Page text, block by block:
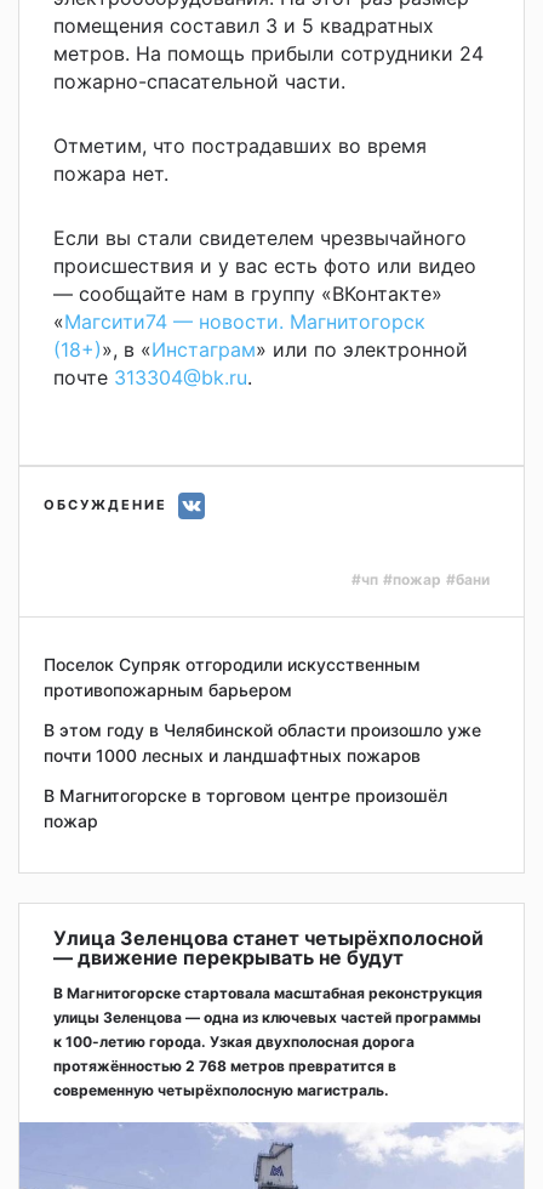
помещения составил 3 и 5 квадратных
метров. На помощь прибыли сотрудники 24
пожарно-спасательной части.
Отметим, что пострадавших во время
пожара нет.
Если вы стали свидетелем чрезвычайного
происшествия и у вас есть фото или видео
— сообщайте нам в группу «ВКонтакте»
«Магсити74 — новости. Магнитогорск
(18+)», в «Инстаграм» или по электронной
почте 313304@bk.ru.
ОБСУЖДЕНИЕ
#чп #пожар #бани
Поселок Супряк отгородили искусственным
противопожарным барьером
В этом году в Челябинской области произошло уже
почти 1000 лесных и ландшафтных пожаров
В Магнитогорске в торговом центре произошёл
пожар
Улица Зеленцова станет четырёхполосной
— движение перекрывать не будут
В Магнитогорске стартовала масштабная реконструкция
улицы Зеленцова — одна из ключевых частей программы
к 100-летию города. Узкая двухполосная дорога
протяжённостью 2 768 метров превратится в
современную четырёхполосную магистраль.